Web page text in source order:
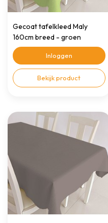
Gecoat tafelkleed Maly
160cm breed - groen
Inloggen
Bekijk product